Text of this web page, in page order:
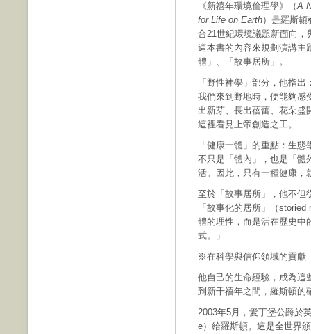
《新禧年環境倫理學》（A
for Life on Earth）是羅斯頓
合21世紀環境議題新面向
這本書的內容來規劃演講主
體」、「故事居所」。
「野性神學」部分，他指
我們來到野地時，便能夠
出新芽、長出蓓蕾、花朵盛
這裡看見上帝創造之工。
「健康一體」的重點：生
不只是「體內」，也是「體
活。因此，只有一種健康，
至於「故事居所」，他不但
「故事化的居所」（
體的理性，而是活在歷史中
式。」
※在科學與信仰領域的貢獻
他自己的生命經驗，成為這
到新千禧年之間，羅斯頓的
2003年5月，愛丁堡公爵於
e）給羅斯頓。這是全世界